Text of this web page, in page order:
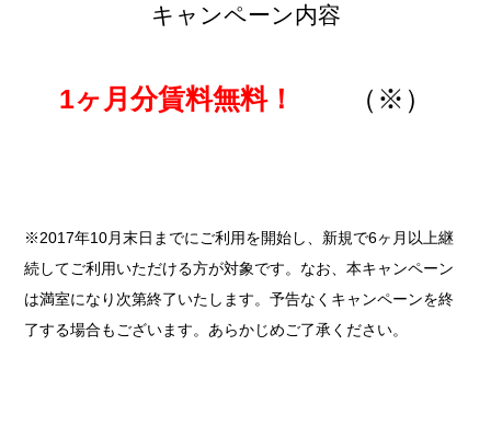
キャンペーン内容
1ヶ月分賃料無料！ （※）
※2017年10月末日までにご利用を開始し、新規で6ヶ月以上継
続してご利用いただける方が対象です。なお、本キャンペーン
は満室になり次第終了いたします。予告なくキャンペーンを終
了する場合もございます。あらかじめご了承ください。